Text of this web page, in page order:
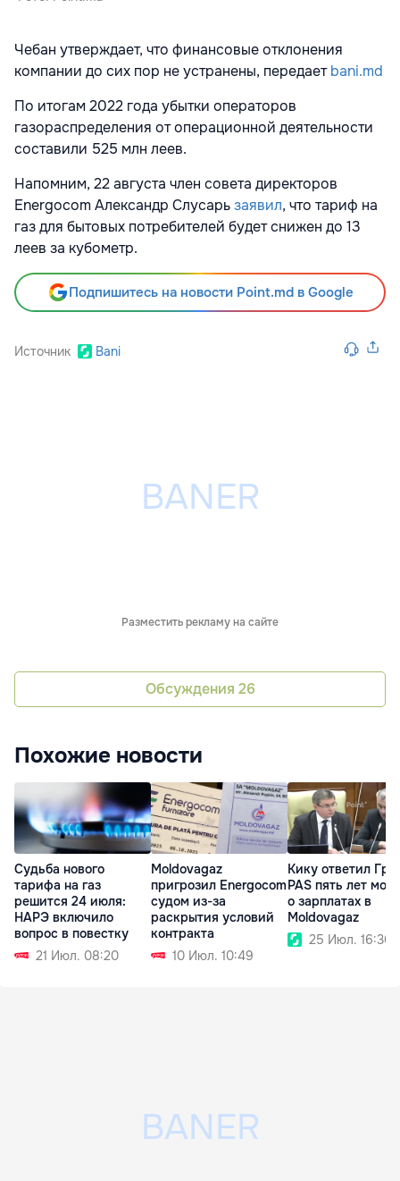
Чебан утверждает, что финансовые отклонения
компании до сих пор не устранены, передаетbani.md
По итогам 2022 года убытки операторов
газораспределения от операционной деятельности
составили 525 млн леев.
Напомним, 22 августа член совета директоров
Energocom Александр Слусарьзаявил, что тариф на
газ для бытовых потребителей будет снижен до 13
леев за кубометр.
Подпишитесь на новости Point.md в Google
Источник Bani
Разместить рекламу на сайте
Обсуждения 26
Похожие новости
Судьба нового
тарифа на газ
решится 24 июля:
НАРЭ включило
вопрос в повестку
21 Июл. 08:20
Moldovagaz
пригрозил Energocom
судом из-за
раскрытия условий
контракта
10 Июл. 10:49
Кику ответил
PAS пять лет
о зарплатах в
Moldovagaz
25 Июл. 16:30